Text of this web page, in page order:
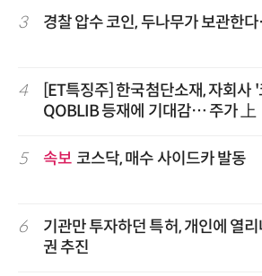
3 경찰 압수 코인, 두나무가 보관한
4
[ET특징주] 한국첨단소재, 자회사
QOBLIB 등재에 기대감… 주가 上
5 속보 코스닥, 매수 사이드카 발동
6
기관만 투자하던 특허, 개인에 열
권 추진